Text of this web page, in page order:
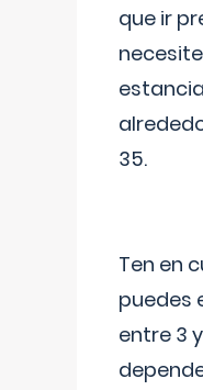
que ir
35.
Ten en
puedes
entre 3